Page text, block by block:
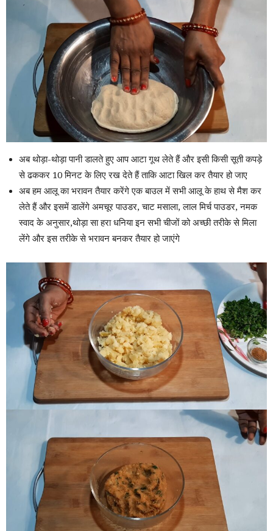
अब थोड़ा-थोड़ा पानी डालते हुए आप आटा गूथ लेते हैं और इसी किसी सूती कपड़े
से ढककर 10 मिनट के लिए रख देते हैं ताकि आटा खिल कर तैयार हो जाए
अब हम आलू का भरावन तैयार करेंगे एक बाउल में सभी आलू के हाथ से मैश कर
लेते हैं और इसमें डालेंगे अमचूर पाउडर, चाट मसाला, लाल मिर्च पाउडर, नमक
स्वाद के अनुसार,थोड़ा सा हरा धनिया इन सभी चीजों को अच्छी तरीके से मिला
लेंगे और इस तरीके से भरावन बनकर तैयार हो जाएंगे